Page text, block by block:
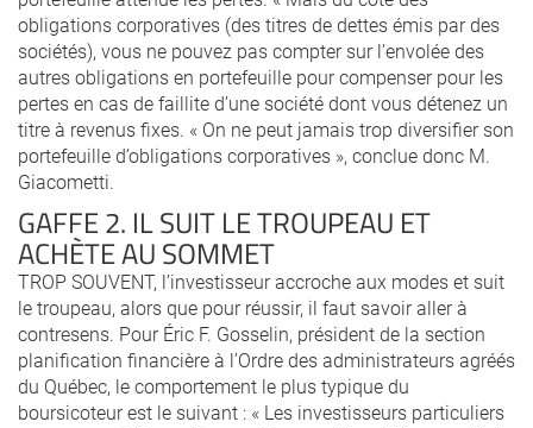
obligations corporatives (des titres de dettes émis par des
sociétés), vous ne pouvez pas compter sur l’envolée des
autres obligations en portefeuille pour compenser pour les
pertes en cas de faillite d’une société dont vous détenez un
titre à revenus fixes. « On ne peut jamais trop diversifier son
portefeuille d’obligations corporatives », conclue donc M.
Giacometti.
GAFFE 2. IL SUIT LE TROUPEAU ET
ACHÈTE AU SOMMET
TROP SOUVENT, l’investisseur accroche aux modes et suit
le troupeau, alors que pour réussir, il faut savoir aller à
contresens. Pour Éric F. Gosselin, président de la section
planification financière à l’Ordre des administrateurs agréés
du Québec, le comportement le plus typique du
boursicoteur est le suivant : « Les investisseurs particuliers